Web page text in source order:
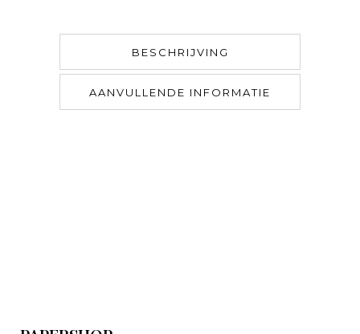
BESCHRIJVING
AANVULLENDE INFORMATIE